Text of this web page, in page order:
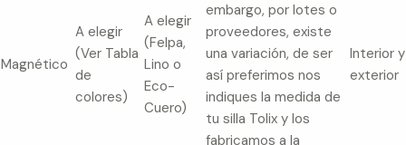
Magnético
A elegir
(Ver Tabla
de
colores)
A elegir
(Felpa,
Lino o
Eco-
Cuero)
embargo, por lotes o
proveedores, existe
una variación, de ser
así preferimos nos
indiques la medida de
tu silla Tolix y los
fabricamos a la
Interior y
exterior